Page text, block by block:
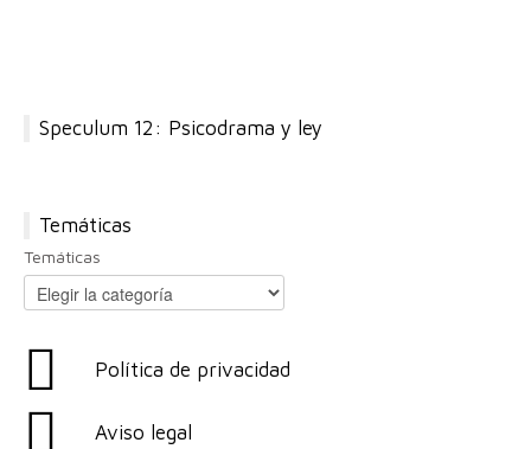
Speculum 12: Psicodrama y ley
Temáticas
Temáticas
Política de privacidad
Aviso legal